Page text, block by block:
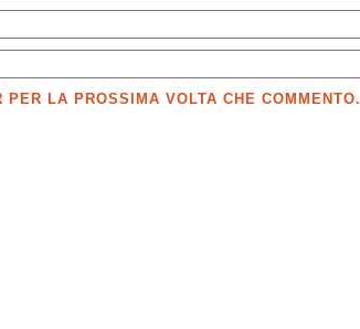
LA PROSSIMA VOLTA CHE COMMENTO.